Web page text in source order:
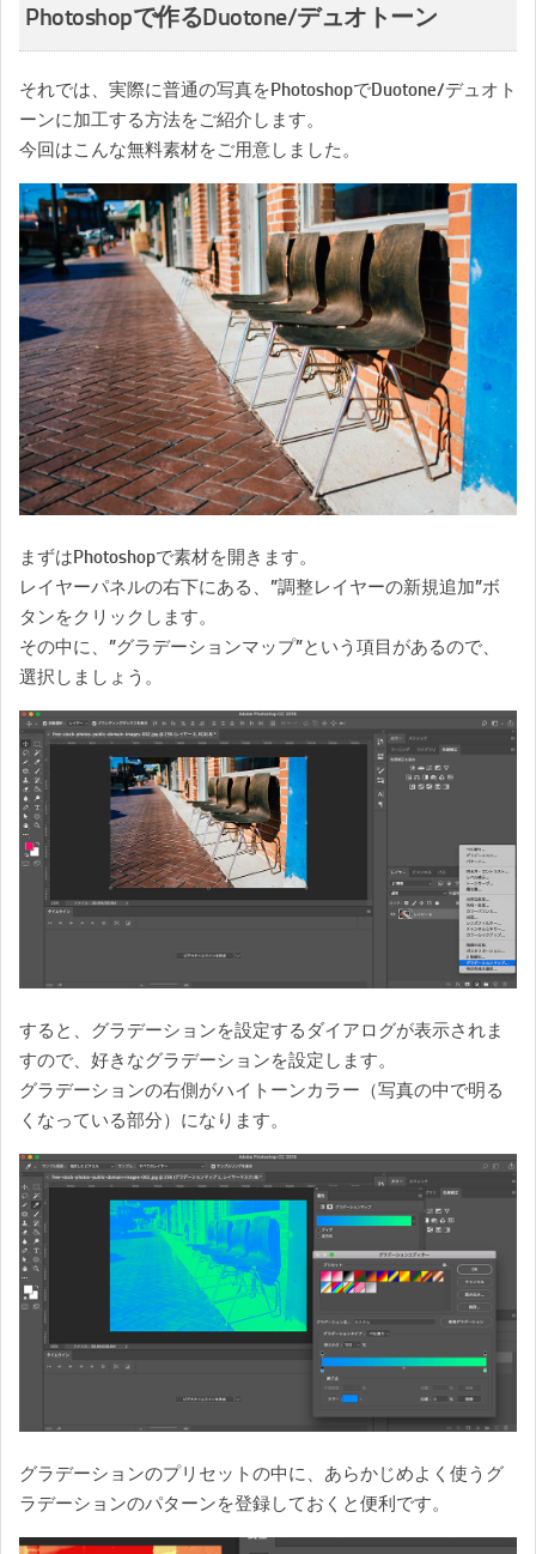
Photoshopで作るDuotone/デュオトーン
それでは、実際に普通の写真をPhotoshopでDuotone/デュオト
ーンに加工する方法をご紹介します。
今回はこんな無料素材をご用意しました。
まずはPhotoshopで素材を開きます。
レイヤーパネルの右下にある、”調整レイヤーの新規追加”ボ
タンをクリックします。
その中に、”グラデーションマップ”という項目があるので、
選択しましょう。
すると、グラデーションを設定するダイアログが表示されま
すので、好きなグラデーションを設定します。
グラデーションの右側がハイトーンカラー（写真の中で明る
くなっている部分）になります。
グラデーションのプリセットの中に、あらかじめよく使うグ
ラデーションのパターンを登録しておくと便利です。